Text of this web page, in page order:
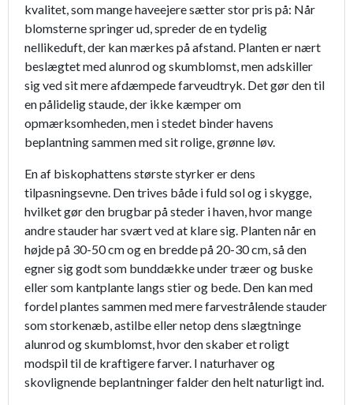
kvalitet, som mange haveejere sætter stor pris på: Når
blomsterne springer ud, spreder de en tydelig
nellikeduft, der kan mærkes på afstand. Planten er nært
beslægtet med alunrod og skumblomst, men adskiller
sig ved sit mere afdæmpede farveudtryk. Det gør den til
en pålidelig staude, der ikke kæmper om
opmærksomheden, men i stedet binder havens
beplantning sammen med sit rolige, grønne løv.
En af biskophattens største styrker er dens
tilpasningsevne. Den trives både i fuld sol og i skygge,
hvilket gør den brugbar på steder i haven, hvor mange
andre stauder har svært ved at klare sig. Planten når en
højde på 30-50 cm og en bredde på 20-30 cm, så den
egner sig godt som bunddække under træer og buske
eller som kantplante langs stier og bede. Den kan med
fordel plantes sammen med mere farvestrålende stauder
som storkenæb, astilbe eller netop dens slægtninge
alunrod og skumblomst, hvor den skaber et roligt
modspil til de kraftigere farver. I naturhaver og
skovlignende beplantninger falder den helt naturligt ind.